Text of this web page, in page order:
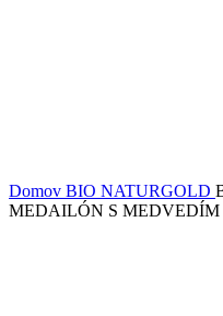
Domov BIO NATURGOLD
MEDAILÓN S MEDVEDÍM